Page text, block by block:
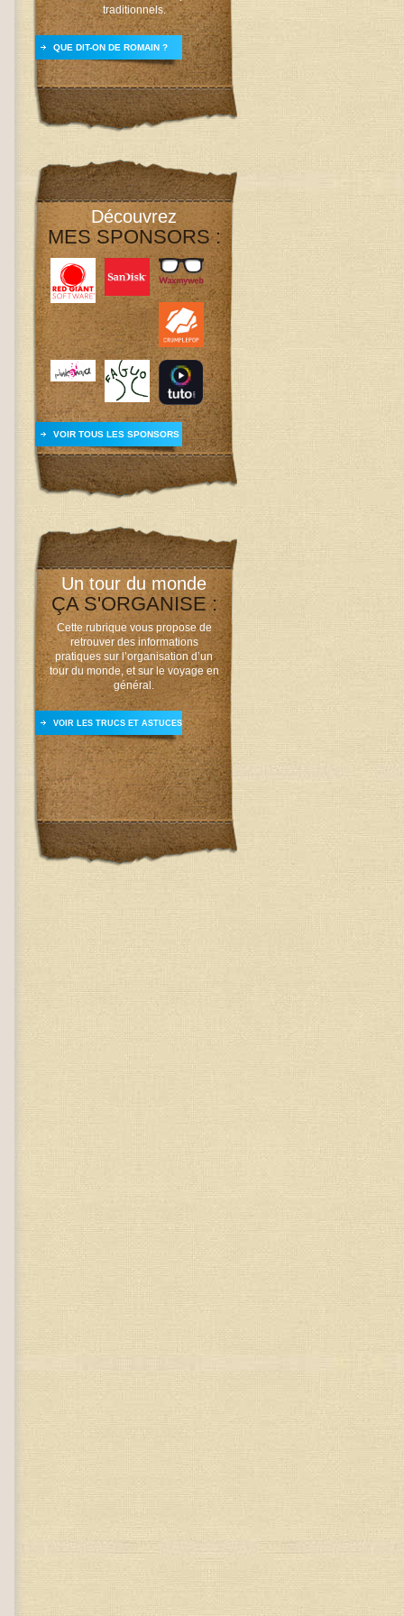
traditionnels.
QUE DIT-ON DE ROMAIN ?
Découvrez
MES SPONSORS :
VOIR TOUS LES SPONSORS
Un tour du monde
ÇA S'ORGANISE :
Cette rubrique vous propose de
retrouver des informations
pratiques sur l’organisation d’un
tour du monde, et sur le voyage en
général.
VOIR LES TRUCS ET ASTUCES